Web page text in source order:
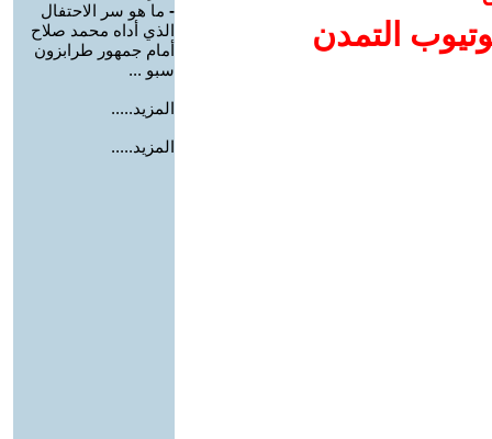
التمدن
- ما هو سر الاحتفال
الذي أداه محمد صلاح
أمام جمهور طرابزون
سبو ...
المزيد.....
المزيد.....